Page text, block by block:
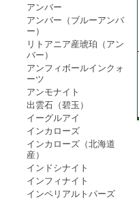
アンバー
アンバー（ブルーアンバ
ー）
リトアニア産琥珀（アン
バー）
アンフィボールインクォ
ーツ
アンモナイト
出雲石（碧玉）
イーグルアイ
インカローズ
インカローズ（北海道
産）
インドシナイト
インフィナイト
インペリアルトパーズ